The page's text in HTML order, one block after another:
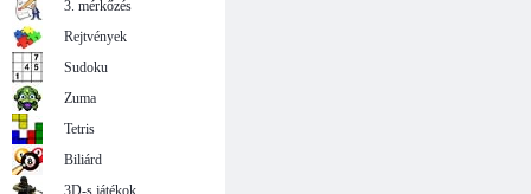
3. mérkőzés
Rejtvények
Sudoku
Zuma
Tetris
Biliárd
3D-s játékok